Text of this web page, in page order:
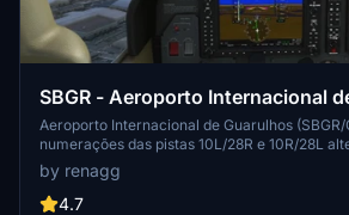
SBGR - Aeroporto Internacional
Pistas 10L/28R e 10R/28L
Aeroporto Internacional de Guarulhos
numerações das pistas 10L/28R e 10R/28L
08/09/2022 00:00 UTC. Nesta versão foi feito
das pistas 10/28 de Guarulhos que não
conforme alguns usuários informaram.
by renagg
4.7